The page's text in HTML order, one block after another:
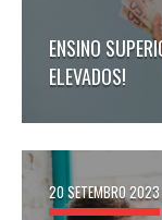
ENSINO
ELEVADOS!
20 SETEMBRO 2023